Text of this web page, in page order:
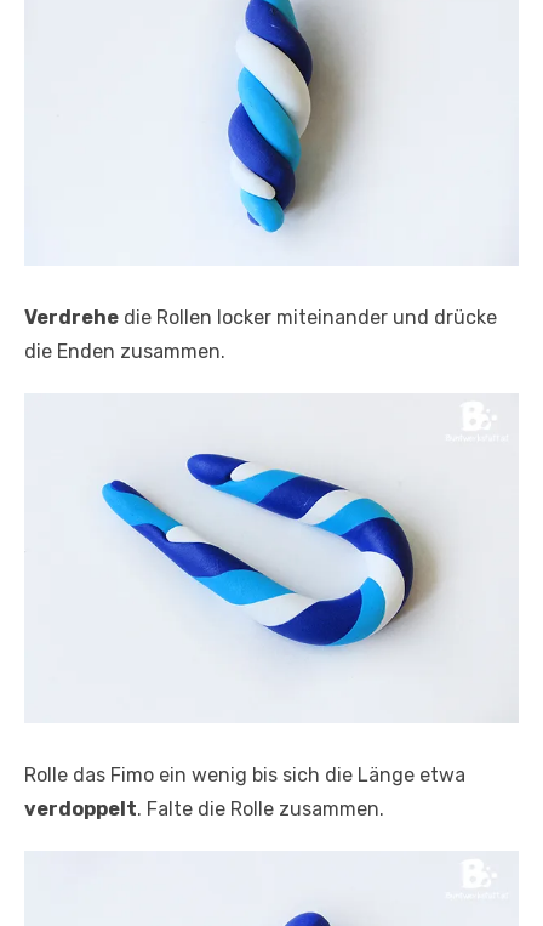
Verdrehe die Rollen locker miteinander und drücke
die Enden zusammen.
Rolle das Fimo ein wenig bis sich die Länge etwa
verdoppelt. Falte die Rolle zusammen.